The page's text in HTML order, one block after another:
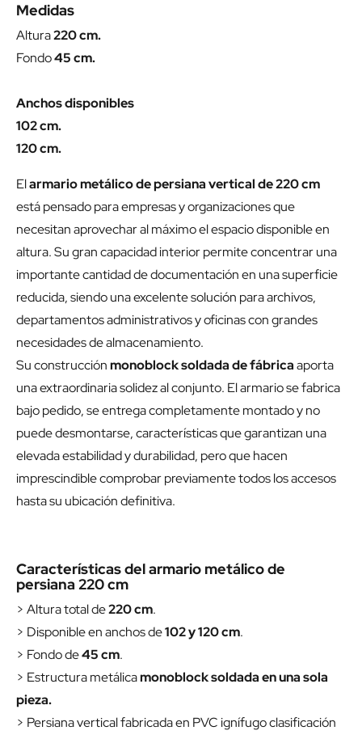
Medidas
Altura220 cm.
Fondo45 cm.
Anchos disponibles
102 cm.
120 cm.
Elarmario metálico de persiana vertical de 220 cm
está pensado para empresas y organizaciones que
necesitan aprovechar al máximo el espacio disponible en
altura. Su gran capacidad interior permite concentrar una
importante cantidad de documentación en una superficie
reducida, siendo una excelente solución para archivos,
departamentos administrativos y oficinas con grandes
necesidades de almacenamiento.
Su construcciónmonoblock soldada de fábricaaporta
una extraordinaria solidez al conjunto. El armario se fabrica
bajo pedido, se entrega completamente montado y no
puede desmontarse, características que garantizan una
elevada estabilidad y durabilidad, pero que hacen
imprescindible comprobar previamente todos los accesos
hasta su ubicación definitiva.
Características del armario metálico de
persiana 220 cm
> Altura total de220 cm.
> Disponible en anchos de102 y 120 cm.
> Fondo de45 cm.
> Estructura metálicamonoblock soldada en una sola
pieza.
> Persiana vertical fabricada en PVC ignífugo clasificación